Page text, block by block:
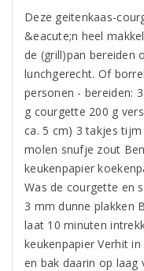
Deze geitenkaas-
&eacute;n heel
de (grill)pan bereiden
lunchgerecht. Of
personen - bereiden:
g courgette 200 g
ca. 5 cm) 3 takjes
molen snufje zout
keukenpapier
Was de courgette en
3 mm dunne plakken
laat 10 minuten
keukenpapier Verhit
en bak daarin op laag